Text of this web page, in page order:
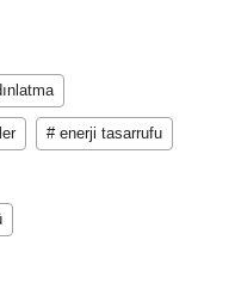
# enerji tasarrufu